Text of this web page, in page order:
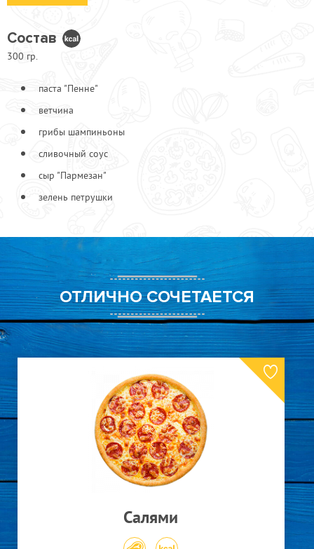
4 сыра
Помидоры черри
Соус сливочный
Сыр "Пармезан"
Шампиньоны
Состав
300 гр.
паста "Пенне"
ветчина
грибы шампиньоны
сливочный соус
сыр "Пармезан"
зелень петрушки
ОТЛИЧНО СОЧЕТАЕТСЯ
Салат Цезарь с курицей